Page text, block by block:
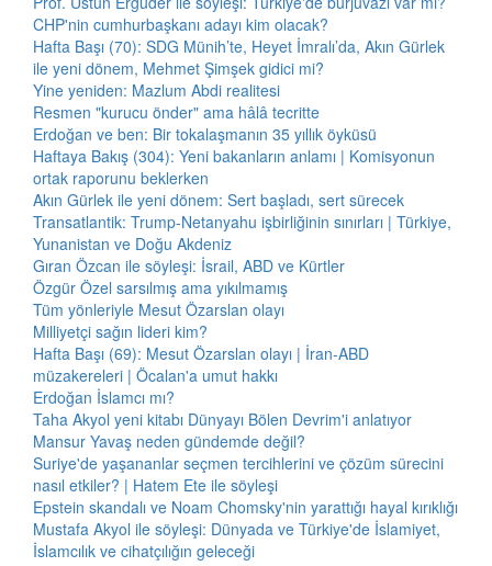
CHP'nin cumhurbaşkanı adayı kim olacak?
Hafta Başı (70): SDG Münih’te, Heyet İmralı’da, Akın Gürlek
ile yeni dönem, Mehmet Şimşek gidici mi?
Yine yeniden: Mazlum Abdi realitesi
Resmen "kurucu önder" ama hâlâ tecritte
Erdoğan ve ben: Bir tokalaşmanın 35 yıllık öyküsü
Haftaya Bakış (304): Yeni bakanların anlamı | Komisyonun
ortak raporunu beklerken
Akın Gürlek ile yeni dönem: Sert başladı, sert sürecek
Transatlantik: Trump-Netanyahu işbirliğinin sınırları | Türkiye,
Yunanistan ve Doğu Akdeniz
Gıran Özcan ile söyleşi: İsrail, ABD ve Kürtler
Özgür Özel sarsılmış ama yıkılmamış
Tüm yönleriyle Mesut Özarslan olayı
Milliyetçi sağın lideri kim?
Hafta Başı (69): Mesut Özarslan olayı | İran-ABD
müzakereleri | Öcalan'a umut hakkı
Erdoğan İslamcı mı?
Taha Akyol yeni kitabı Dünyayı Bölen Devrim'i anlatıyor
Mansur Yavaş neden gündemde değil?
Suriye'de yaşananlar seçmen tercihlerini ve çözüm sürecini
nasıl etkiler? | Hatem Ete ile söyleşi
Epstein skandalı ve Noam Chomsky'nin yarattığı hayal kırıklığı
Mustafa Akyol ile söyleşi: Dünyada ve Türkiye'de İslamiyet,
İslamcılık ve cihatçılığın geleceği